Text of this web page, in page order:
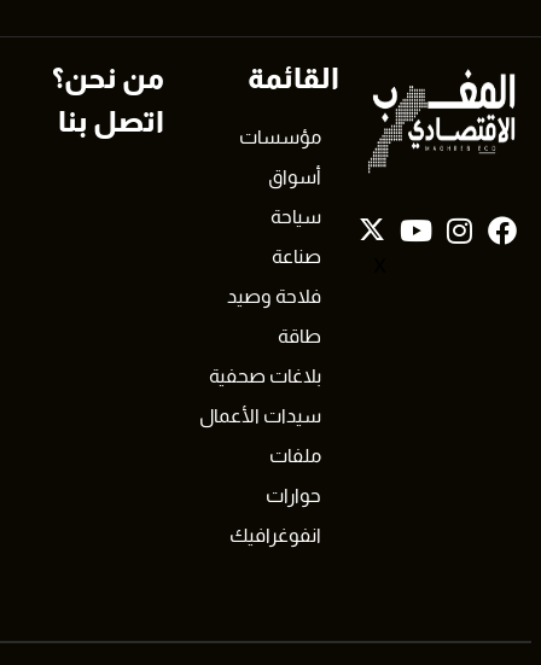
القائمة
مؤسسات
أسواق
سياحة
صناعة
فلاحة وصيد
طاقة
بلاغات صحفية
سيدات الأعمال
ملفات
حوارات
انفوغرافيك
من نحن؟
اتصل بنا